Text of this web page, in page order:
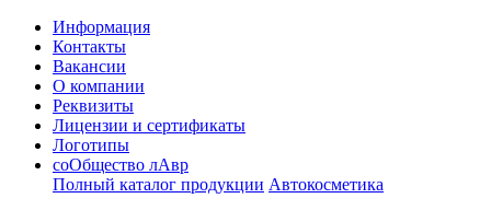
Информация
Контакты
Вакансии
О компании
Реквизиты
Лицензии и сертификаты
Логотипы
соОбщество лАвр
Полный каталог продукции Автокосметика